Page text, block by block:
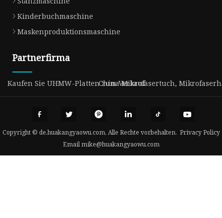
Kinderbuchmaschine
Maskenproduktionsmaschine
Partnerfirma
Kaufen Sie UHMW-Platten zum Verkauf
China Mikrofasertuch,
Copyright © de.huakangyaowu.com, Alle Rechte vorbehalten. Privacy Policy
Emailmike@huakangyaowu.com